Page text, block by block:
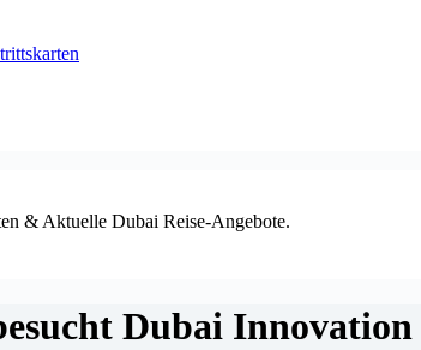
& Aktuelle Dubai Reise-Angebote.
Dubai